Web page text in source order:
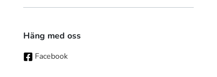
Häng med oss
Facebook